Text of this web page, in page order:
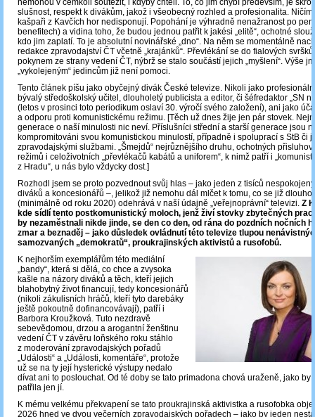
nemohou v čemkoli soutěžit, i kdyby chtěli. To, co jim chybí především, je
slušnost, respekt k divákům, jakož i všeobecný rozhled a profesionalita. Ničím
kašpaři z Kavčích hor nedisponují. Popohání je výhradně nenažranost po
benefitech) a vidina toho, že budou jednou patřit k jakési „elitě“, ochotné
kdo jim zaplatí. To je absolutní novinářské „dno“. Na něm se momentálně
redakce zpravodajství ČT včetně „krajánků“. Převlékání se do fialových
pokynem ze strany vedení ČT, nýbrž se stalo součástí jejich „myšlení“. Výše
„vykolejeným“ jedincům již není pomoci.
Tento článek píšu jako obyčejný divák České televize. Nikoli jako
bývalý středoškolský učitel, dlouholetý publicista a editor, či šéfredaktor „SN
(letos v prosinci toto periodikum oslaví 30. výročí svého založení), ani jako
a odporu proti komunistickému režimu. [Těch už dnes žije jen pár stovek.
generace o naší minulosti nic neví. Příslušníci střední a starší generace jsou
kompromitováni svou komunistickou minulostí, případně i spoluprací s StB či
zpravodajskými službami. „Šmejdů“ nejrůznějšího druhu, ochotných
režimů i celoživotních „převlékačů kabátů a uniforem“, k nimž patří i
z Hradu“, u nás bylo vždycky dost.]
Rozhodl jsem se proto pozvednout svůj hlas – jako jeden z tisíců
diváků a koncesionářů ‒, jelikož již nemohu dál mlčet k tomu, co se již
(minimálně od roku 2020) odehrává v naší údajně „veřejnoprávní“ televizi. Z
kde sídlí tento postkomunistický moloch, jenž živí stovky zbytečných
by nezaměstnali nikde jinde, se den co den, od rána do pozdních nočních
zmar a beznaděj – jako důsledek ovládnutí této televize tlupou
samozvaných „demokratů“, proukrajinských aktivistů a rusofobů.
K nejhorším exemplářům této mediální
„bandy“, která si dělá, co chce a zvysoka
kašle na názory diváků a těch, kteří jejich
blahobytný život financují, tedy koncesionářů
(nikoli zákulisních hráčů, kteří tyto darebáky
ještě pokoutně dofinancovávají), patří i
Barbora Kroužková. Tuto nezdravě
sebevědomou, drzou a arogantní ženštinu
vedení ČT v závěru loňského roku stáhlo
z moderování zpravodajských pořadů
„Události“ a „Události, komentáře“, protože
už se na ty její hysterické výstupy nedalo
dívat ani to poslouchat. Od té doby se tato primadona chová uraženě, jako by
patřila jen jí.
K mému velkému překvapení se tato proukrajinská aktivistka a rusofobka
2026 hned ve dvou večerních zpravodajských pořadech – jako by jeden